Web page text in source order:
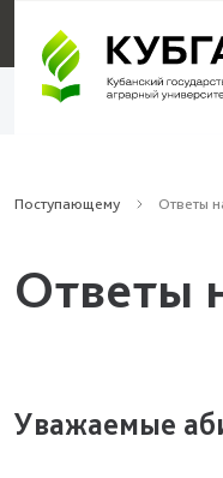
Поступающему Ответы
Ответы
Уважаемые